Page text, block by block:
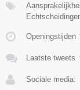
Openingstijden
Laatste tweets
Sociale media: